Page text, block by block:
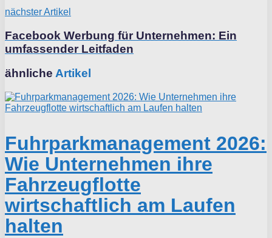
nächster Artikel
Facebook Werbung für Unternehmen: Ein
umfassender Leitfaden
ähnliche Artikel
Fuhrparkmanagement 2026:
Wie Unternehmen ihre
Fahrzeugflotte
wirtschaftlich am Laufen
halten